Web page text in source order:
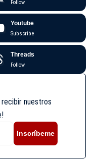
Follow
Youtube
Subscribe
Threads
Follow
nuestros
Inscríbeme